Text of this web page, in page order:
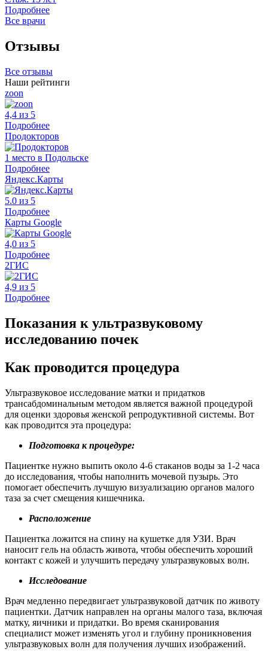
Подробнее
Все врачи
Отзывы
Все отзывы
Наши рейтинги
zoon
4,4 из 5
Подробнее
Продокторов
1 место в Подольске
Подробнее
Яндекс.Карты
5.0 из 5
Подробнее
Карты Google
4,0 из 5
Подробнее
2ГИС
4,9 из 5
Подробнее
Показания к ультразвуковому
исследованию почек
Как проводится процедура
Ультразвуковое исследование матки и придатков
трансабдоминальным методом является важной процедурой
для оценки здоровья женской репродуктивной системы. Вот
как проводится эта процедура:
Подготовка к процедуре:
Пациентке нужно выпить около 4-6 стаканов воды за 1-2 часа
до исследования, чтобы наполнить мочевой пузырь. Это
помогает обеспечить лучшую визуализацию органов малого
таза за счет смещения кишечника.
Расположение
Пациентка ложится на спину на кушетке для УЗИ. Врач
наносит гель на область живота, чтобы обеспечить хороший
контакт с кожей и улучшить передачу ультразвуковых волн.
Исследование
Врач медленно передвигает ультразвуковой датчик по животу
пациентки. Датчик направлен на органы малого таза, включая
матку, яичники и придатки. Во время сканирования
специалист может изменять угол и глубину проникновения
ультразвуковых волн для получения лучших изображений.